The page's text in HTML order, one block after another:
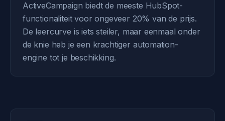
ActiveCampaign biedt de meeste HubSpot-
functionaliteit voor ongeveer 20% van de prijs.
De leercurve is iets steiler, maar eenmaal onder
de knie heb je een krachtiger automation-
engine tot je beschikking.